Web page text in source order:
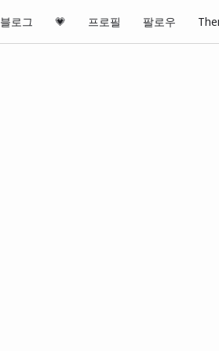
블로그 💗 프로필 팔로우